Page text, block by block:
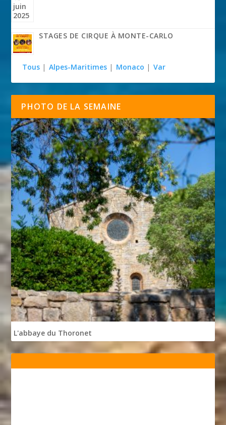
STAGES DE CIRQUE À MONTE-CARLO
Tous | Alpes-Maritimes | Monaco | Var
PHOTO DE LA SEMAINE
L'abbaye du Thoronet